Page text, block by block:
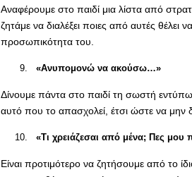
Αναφέρουμε στο παιδί μια λίστα από
ζητάμε να διαλέξει ποιες από αυτές θέλει
προσωπικότητα του.
«Ανυπομονώ να ακούσω…»
Δίνουμε πάντα στο παιδί τη σωστή
αυτό που το απασχολεί, έτσι ώστε να μην
«Τι χρειάζεσαι από μένα; Πες
Είναι προτιμότερο να ζητήσουμε από το